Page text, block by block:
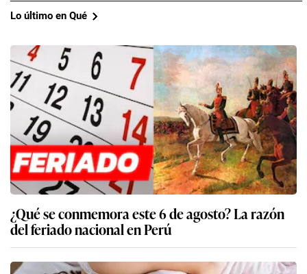
Lo último en Qué
¿Qué se conmemora este 6 de agosto? La razón
del feriado nacional en Perú